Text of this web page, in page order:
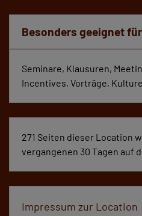
Besonders geeignet für
Seminare, Klausuren,
Incentives, Vorträge,
271 Seiten dieser Location
vergangenen 30 Tagen auf
Impressum zur Location